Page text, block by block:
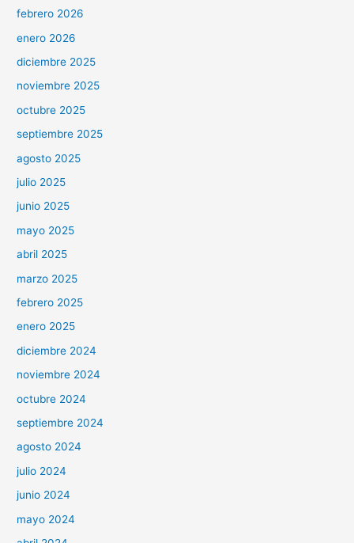
febrero 2026
enero 2026
diciembre 2025
noviembre 2025
octubre 2025
septiembre 2025
agosto 2025
julio 2025
junio 2025
mayo 2025
abril 2025
marzo 2025
febrero 2025
enero 2025
diciembre 2024
noviembre 2024
octubre 2024
septiembre 2024
agosto 2024
julio 2024
junio 2024
mayo 2024